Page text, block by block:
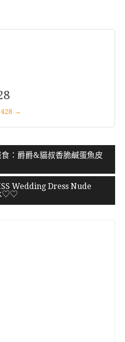
→
：爵爵&貓叔香脆鹹蛋魚皮
Wedding Dress Nude
♡♡